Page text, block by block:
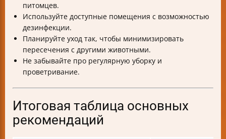
питомцев.
Используйте доступные помещения с возможностью
дезинфекции.
Планируйте уход так, чтобы минимизировать
пересечения с другими животными.
Не забывайте про регулярную уборку и
проветривание.
Итоговая таблица основных
рекомендаций